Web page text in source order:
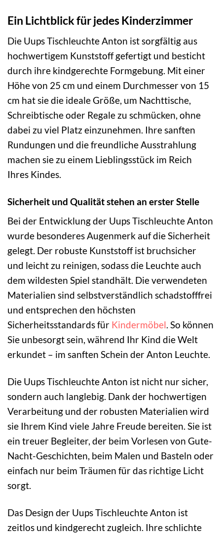
Ein Lichtblick für jedes Kinderzimmer
Die Uups Tischleuchte Anton ist sorgfältig aus
hochwertigem Kunststoff gefertigt und besticht
durch ihre kindgerechte Formgebung. Mit einer
Höhe von 25 cm und einem Durchmesser von 15
cm hat sie die ideale Größe, um Nachttische,
Schreibtische oder Regale zu schmücken, ohne
dabei zu viel Platz einzunehmen. Ihre sanften
Rundungen und die freundliche Ausstrahlung
machen sie zu einem Lieblingsstück im Reich
Ihres Kindes.
Sicherheit und Qualität stehen an erster Stelle
Bei der Entwicklung der Uups Tischleuchte Anton
wurde besonderes Augenmerk auf die Sicherheit
gelegt. Der robuste Kunststoff ist bruchsicher
und leicht zu reinigen, sodass die Leuchte auch
dem wildesten Spiel standhält. Die verwendeten
Materialien sind selbstverständlich schadstofffrei
und entsprechen den höchsten
Sicherheitsstandards für Kindermöbel. So können
Sie unbesorgt sein, während Ihr Kind die Welt
erkundet – im sanften Schein der Anton Leuchte.
Die Uups Tischleuchte Anton ist nicht nur sicher,
sondern auch langlebig. Dank der hochwertigen
Verarbeitung und der robusten Materialien wird
sie Ihrem Kind viele Jahre Freude bereiten. Sie ist
ein treuer Begleiter, der beim Vorlesen von Gute-
Nacht-Geschichten, beim Malen und Basteln oder
einfach nur beim Träumen für das richtige Licht
sorgt.
Das Design der Uups Tischleuchte Anton ist
zeitlos und kindgerecht zugleich. Ihre schlichte